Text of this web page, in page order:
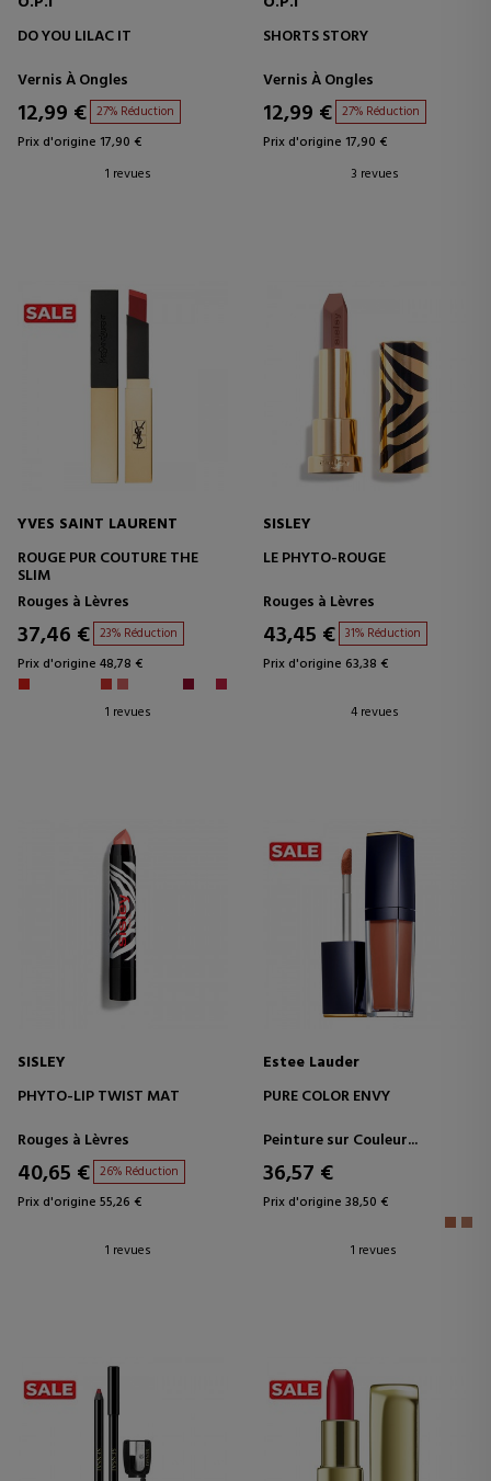
DO YOU LILAC IT
Vernis À Ongles
12,99 € 27% Réduction
Prix d'origine 17,90 €
1 revues
SHORTS STORY
Vernis À Ongles
12,99 € 27% Réduction
Prix d'origine 17,90 €
3 revues
YVES SAINT LAURENT
ROUGE PUR COUTURE THE
SLIM
Rouges à Lèvres
37,46 € 23% Réduction
Prix d'origine 48,78 €
1 revues
SISLEY
LE PHYTO-ROUGE
Rouges à Lèvres
43,45 € 31% Réduction
Prix d'origine 63,38 €
4 revues
SISLEY
PHYTO-LIP TWIST MAT
Rouges à Lèvres
40,65 € 26% Réduction
Prix d'origine 55,26 €
1 revues
Estee Lauder
PURE COLOR ENVY
Peinture sur Couleur...
36,57 €
Prix d'origine 38,50 €
1 revues